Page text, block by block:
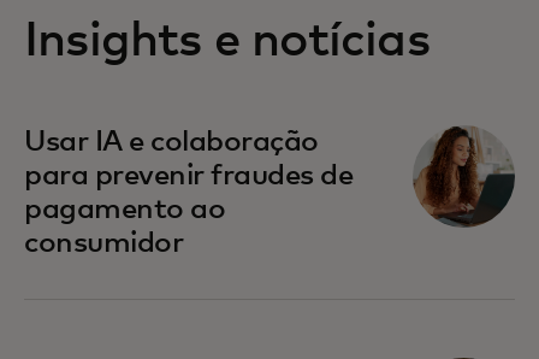
Insights e notícias
Usar IA e colaboração
para prevenir fraudes de
pagamento ao
consumidor